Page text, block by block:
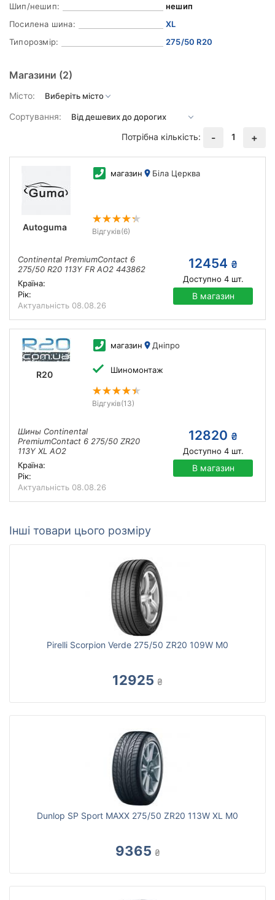
Шип/нешип:
нешип
Посилена шина:
XL
Типорозмір:
275/50 R20
Магазини (2)
Місто:
Сортування:
Потрібна кількість:
- 1 +
Autoguma
магазин Біла Церква
Відгуків(6)
Continental PremiumContact 6
275/50 R20 113Y FR AO2 443862
Країна:
Рік:
Актуальність 08.08.26
12454 ₴
Доступно 4шт.
В магазин
R20
магазин Дніпро
Шиномонтаж
Відгуків(13)
Шины Continental
PremiumContact 6 275/50 ZR20
113Y XL AO2
Країна:
Рік:
Актуальність 08.08.26
12820 ₴
Доступно 4шт.
В магазин
Інші товари цього розміру
Pirelli Scorpion Verde 275/50 ZR20 109W M0
12925 ₴
Dunlop SP Sport MAXX 275/50 ZR20 113W XL M0
9365 ₴